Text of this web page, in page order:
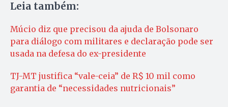
Leia também:
Múcio diz que precisou da ajuda de Bolsonaro
para diálogo com militares e declaração pode ser
usada na defesa do ex-presidente
TJ-MT justifica “vale-ceia” de R$ 10 mil como
garantia de “necessidades nutricionais”